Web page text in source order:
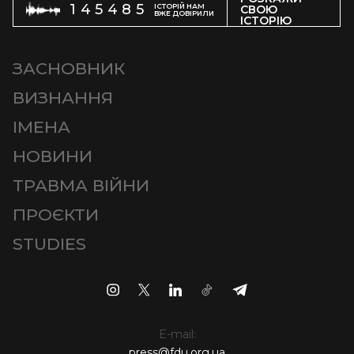
145485
ІСТОРІЙ НАМ
ВЖЕ ДОВІРИЛИ
СВОЮ
ІСТОРІЮ
ЗАСНОВНИК
ВИЗНАННЯ
ІМЕНА
НОВИНИ
ТРАВМА ВІЙНИ
ПРОЄКТИ
STUDIES
E-mail: